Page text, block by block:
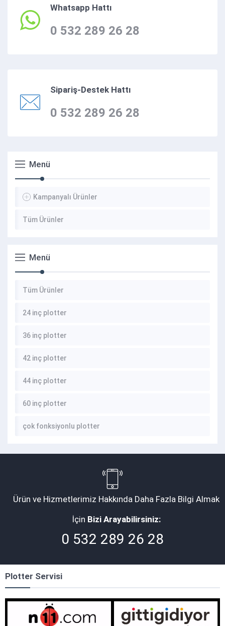
hakkında bilgi...Whatsapp Hattı
0 532 289 26 28
Sipariş-Destek Hattı
0 532 289 26 28
Menü
Kampanyalı Ürünler
Tüm Ürünler
Menü
Tüm Ürünler
24 inç plotter
36 inç plotter
42 inç plotter
44 inç plotter
60 inç plotter
çok fonksiyonlu plotter
Ürün ve Hizmetlerimiz Hakkında Daha Fazla Bilgi Almak
İçin Bizi Arayabilirsiniz:
0 532 289 26 28
Plotter Servisi